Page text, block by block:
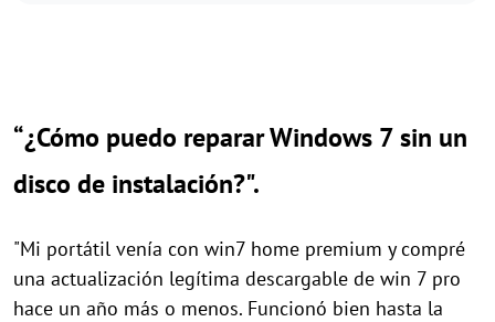
“¿Cómo puedo reparar Windows 7 sin un
disco de instalación?".
"Mi portátil venía con win7 home premium y compré
una actualización legítima descargable de win 7 pro
hace un año más o menos. Funcionó bien hasta la